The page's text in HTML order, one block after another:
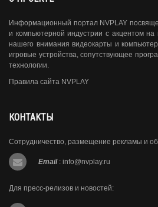
Информационный портал NVPLAY
и компьютерной индустрии с акцентом на
нашего внимания видеокарты и
игровые устройства, сопутствующее
технологии.
Правила сайта NVPLAY
КОНТАКТЫ
Сотрудничество, размещение рекламы и
Email : info@nvplay.ru
Для пресс-релизов и новостей: